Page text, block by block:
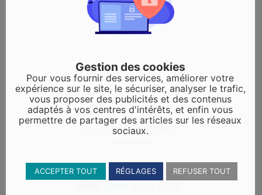
+ iCal / Outlook export
PARTAGEZ CET ÉVÉNEMENT
Gestion des cookies
Pour vous fournir des services, améliorer votre
expérience sur le site, le sécuriser, analyser le trafic,
vous proposer des publicités et des contenus
adaptés à vos centres d'intérêts, et enfin vous
permettre de partager des articles sur les réseaux
sociaux.
ACCEPTER TOUT RÉGLAGES REFUSER TOUT